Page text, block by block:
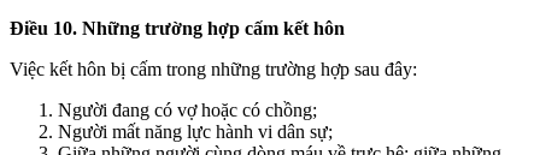
Điều 10. Những trường hợp cấm kết hôn
Việc kết hôn bị cấm trong những trường hợp sau đây:
Người đang có vợ hoặc có chồng;
Người mất năng lực hành vi dân sự;